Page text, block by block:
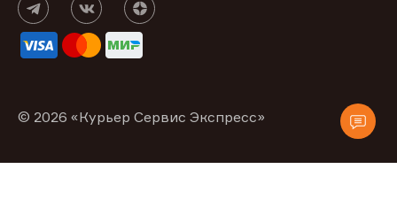
© 2026 «Курьер Сервис Экспресс»